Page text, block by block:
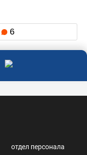
6
отдел персонала